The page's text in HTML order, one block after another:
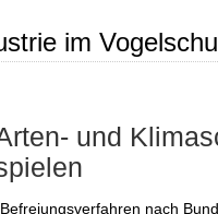
im
und
nach